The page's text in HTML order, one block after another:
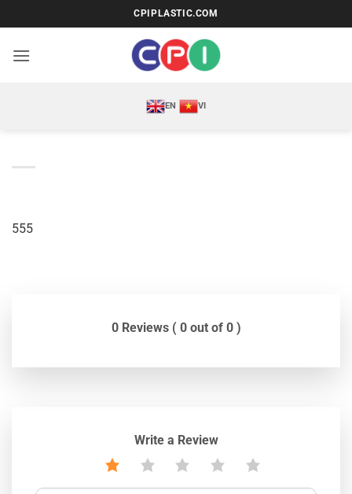
qua
nội
CPIPLASTIC.COM
EN VI
555
0 Reviews ( 0 out of 0 )
Write a Review